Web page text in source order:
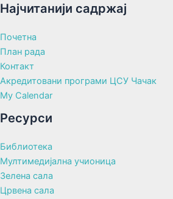
Најчитанији садржај
Почетна
План рада
Контакт
Акредитовани програми ЦСУ Чачак
My Calendar
Ресурси
Библиотека
Мултимедијална учионица
Зелена сала
Црвена сала